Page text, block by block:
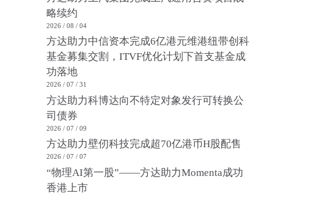
略续约
2026 / 08 / 04
方达助力中信资本完成6亿港元维港纽带创科
基金募集交割，ITVF优化计划下首支基金成
功落地
2026 / 07 / 31
方达助力科博达向不特定对象发行可转换公
司债券
2026 / 07 / 09
方达助力壁仞科技完成超70亿港币H股配售
2026 / 07 / 07
“物理AI第一股”——方达助力Momenta成功
香港上市